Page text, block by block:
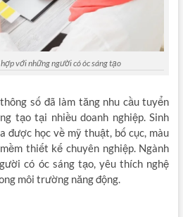
với những người có óc sáng tạo
số đã làm tăng nhu cầu tuyển
tạo tại nhiều doanh nghiệp. Sinh
được học về mỹ thuật, bố cục, màu
thiết kế chuyên nghiệp. Ngành
có óc sáng tạo, yêu thích nghệ
môi trường năng động.